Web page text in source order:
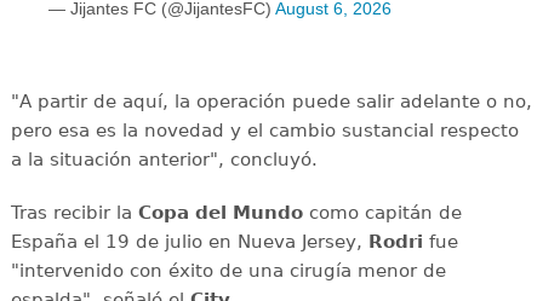
— Jijantes FC (@JijantesFC) August 6, 2026
"A partir de aquí, la operación puede salir adelante o no,
pero esa es la novedad y el cambio sustancial respecto
a la situación anterior", concluyó.
Tras recibir la Copa del Mundocomo capitán de
España el 19 de julio en Nueva Jersey, Rodri fue
"intervenido con éxito de una cirugía menor de